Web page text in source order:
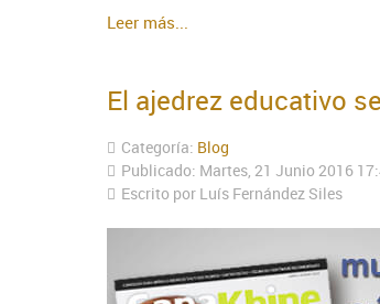
Leer más...
El ajedrez educativo
Categoría: Blog
Publicado: Martes, 21 Junio 2016
Escrito por Luís Fernández Siles